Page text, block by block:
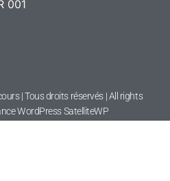
001
| Tous droits réservés | All rights
WordPressSatelliteWP